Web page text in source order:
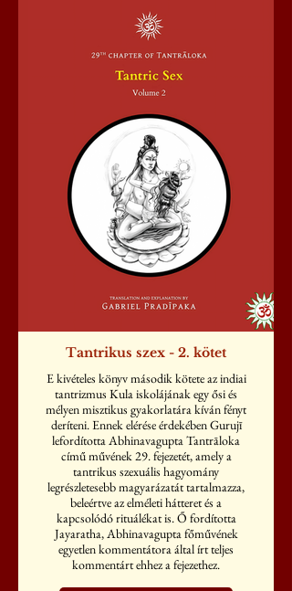
Tantrikus szex - 2. kötet
E kivételes könyv második kötete az indiai
tantrizmus Kula iskolájának egy ősi és
mélyen misztikus gyakorlatára kíván fényt
deríteni. Ennek elérése érdekében Gurujī
lefordította Abhinavagupta Tantrāloka
című művének 29. fejezetét, amely a
tantrikus szexuális hagyomány
legrészletesebb magyarázatát tartalmazza,
beleértve az elméleti hátteret és a
kapcsolódó rituálékat is. Ő fordította
Jayaratha, Abhinavagupta főművének
egyetlen kommentátora által írt teljes
kommentárt ehhez a fejezethez.